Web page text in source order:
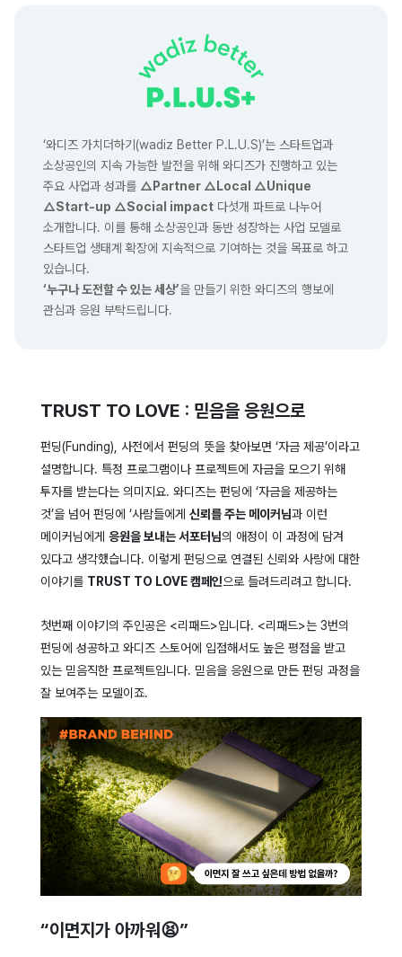
‘와디즈 가치더하기(wadiz Better P.L.U.S)’는 스타트업과
소상공인의 지속 가능한 발전을 위해 와디즈가 진행하고 있는
주요 사업과 성과를 △Partner △Local △Unique
△Start-up △Social impact 다섯개 파트로 나누어
소개합니다. 이를 통해 소상공인과 동반 성장하는 사업 모델로
스타트업 생태계 확장에 지속적으로 기여하는 것을 목표로 하고
있습니다.
‘누구나 도전할 수 있는 세상’을 만들기 위한 와디즈의 행보에
관심과 응원 부탁드립니다.
TRUST TO LOVE : 믿음을 응원으로
펀딩(Funding), 사전에서 펀딩의 뜻을 찾아보면 ‘자금 제공’이라고
설명합니다. 특정 프로그램이나 프로젝트에 자금을 모으기 위해
투자를 받는다는 의미지요. 와디즈는 펀딩에 ‘자금을 제공하는
것’을 넘어 펀딩에 ‘사람들에게 신뢰를 주는 메이커님과 이런
메이커님에게 응원을 보내는 서포터님의 애정이 이 과정에 담겨
있다고 생각했습니다. 이렇게 펀딩으로 연결된 신뢰와 사랑에 대한
이야기를 TRUST TO LOVE 캠페인으로 들려드리려고 합니다.
첫번째 이야기의 주인공은 <리패드>입니다. <리패드>는 3번의
펀딩에 성공하고 와디즈 스토어에 입점해서도 높은 평점을 받고
있는 믿음직한 프로젝트입니다. 믿음을 응원으로 만든 펀딩 과정을
잘 보여주는 모델이죠.
“이면지가 아까워😫”